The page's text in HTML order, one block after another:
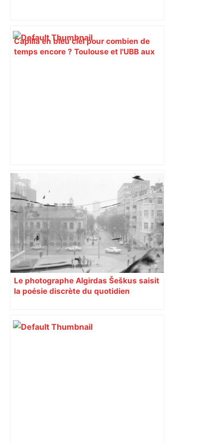
Capilla en bleu ciel pour combien de
temps encore ? Toulouse et l'UBB aux
Un homme allongé sur les rails : il
meurt percuté par un train, le trafic
ferroviaire à l’arrêt dans le Lauragais,
au sud de Toulouse – ladepeche.fr
Le photographe Algirdas Šeškus saisit
la poésie discrète du quotidien